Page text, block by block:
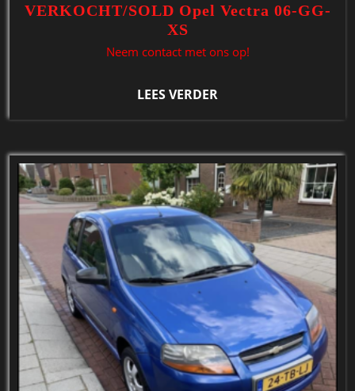
VERKOCHT/SOLD Opel Vectra 06-GG-
XS
Neem contact met ons op!
LEES VERDER